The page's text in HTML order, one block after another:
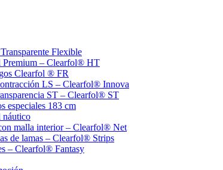
Flexible
Premium – Clearfol® HT
Clearfol ® FR
LS – Clearfol® Innova
ST – Clearfol® ST
especiales 183 cm
náutico
malla interior – Clearfol® Net
de lamas – Clearfol® Strips
– Clearfol® Fantasy